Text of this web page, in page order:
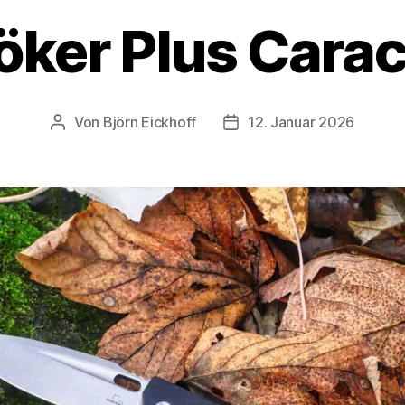
Plus
Beitragsautor
Von Björn Eickhoff Veröffentlichungsdatum
12. Januar 2026